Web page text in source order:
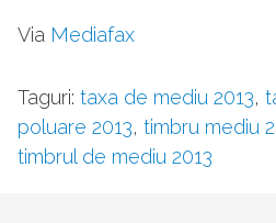
Via Mediafax
Taguri: taxa de mediu 2013,
poluare 2013, timbru mediu
timbrul de mediu 2013